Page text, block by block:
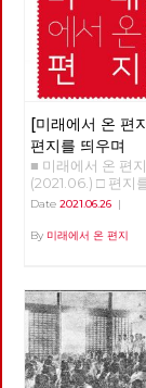
참가자의 3분의 1
원회 회원은물론
민이었다. 경계사
마다 서울둘레길
으로 서울 경계의
함께 걸으며 사진
시작한다. 그리고
산, 망우산, 아차산,
산, 대모산, 구릉산,
산, 안양천, 봉산,
을 거쳐 마침내
일 출발지이자 종
에 이른다. 1년이
이어진 그 길과 사
했지만, 꾸준히 길
완주에는 총 23회
개월이 걸렸다. 서
악마라톤 또는 트
가 달린다면 하루
수 있는 구간이다.
[미래에서 온 편
편지를 띄우며
■ 미래에서 온 편
(2021.06.) □ 편지
상을 바꾸기 위해
도 중요한 정치적
보에 집중되고 있
치와 언론이 외면
도 체제를 전환하
의 전진은 속속 결
얼굴들과 함께 계
습니다. 6월 12일
Date 2021.06.26 |
By 미래에서 온 편지